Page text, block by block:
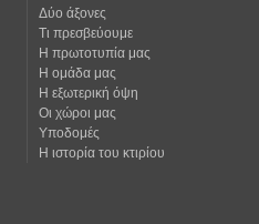
Δύο άξονες
Τι πρεσβεύουμε
Η πρωτοτυπία μας
Η ομάδα μας
Η εξωτερική όψη
Οι χώροι μας
Υποδομές
Η ιστορία του κτιρίου